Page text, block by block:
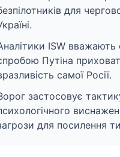
для
ISW вважають
Путіна
самої Росії.
застосовує
для посилення